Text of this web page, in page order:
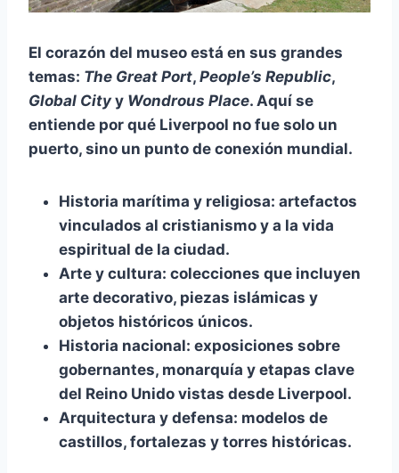
El corazón del museo está en sus grandes
temas: The Great Port, People’s Republic,
Global City y Wondrous Place. Aquí se
entiende por qué Liverpool no fue solo un
puerto, sino un punto de conexión mundial.
Historia marítima y religiosa: artefactos
vinculados al cristianismo y a la vida
espiritual de la ciudad.
Arte y cultura: colecciones que incluyen
arte decorativo, piezas islámicas y
objetos históricos únicos.
Historia nacional: exposiciones sobre
gobernantes, monarquía y etapas clave
del Reino Unido vistas desde Liverpool.
Arquitectura y defensa: modelos de
castillos, fortalezas y torres históricas.